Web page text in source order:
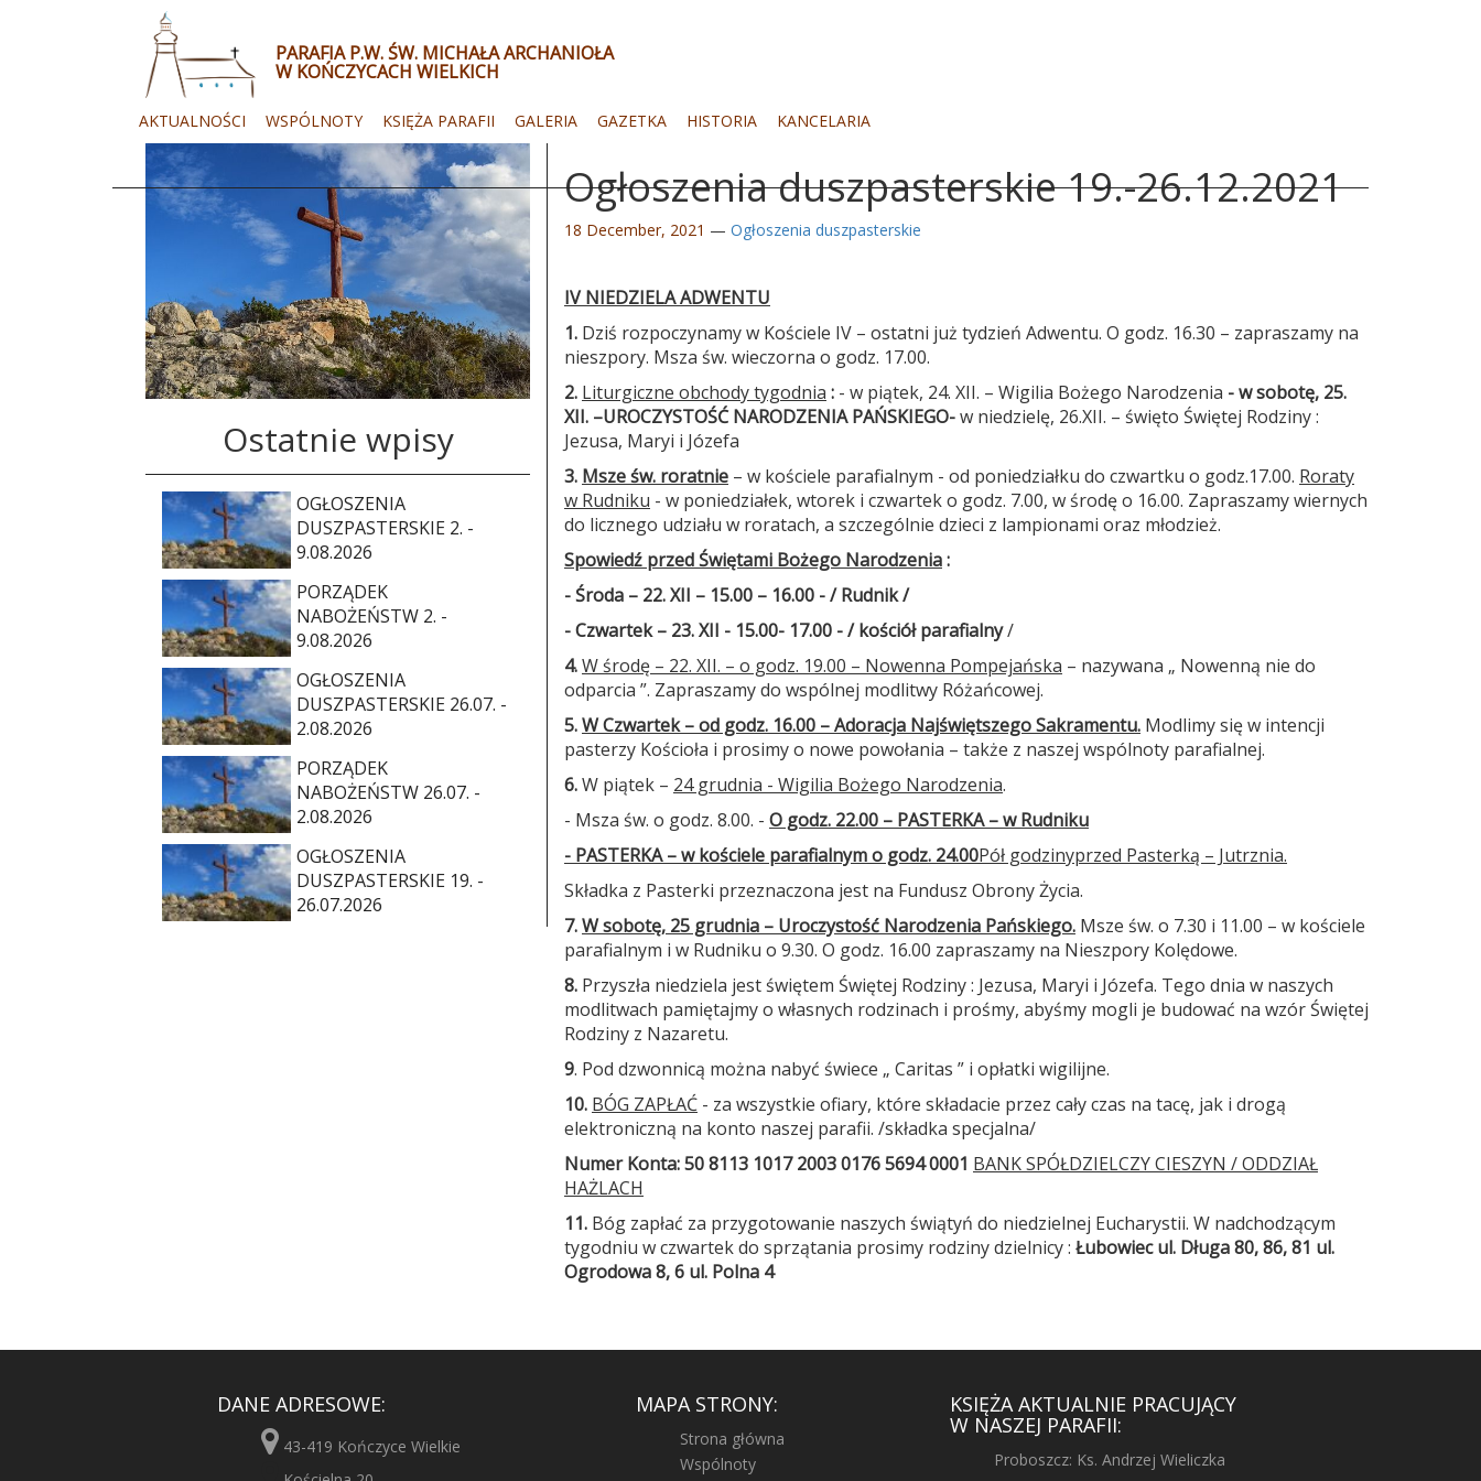
PARAFIA P.W. ŚW. MICHAŁA ARCHANIOŁA
W KOŃCZYCACH WIELKICH
WSPÓLNOTY KSIĘŻA PARAFII GALERIA GAZETKA HISTORIA KANCELARIA
AKTUALNOŚCI
Ogłoszenia duszpasterskie 19.-26.12.2021
18 December, 2021 — Ogłoszenia duszpasterskie
IV NIEDZIELA ADWENTU
1. Dziś rozpoczynamy w Kościele IV – ostatni już tydzień Adwentu. O godz. 16.30 – zapraszamy na
nieszpory. Msza św. wieczorna o godz. 17.00.
2. Liturgiczne obchody tygodnia : - w piątek, 24. XII. – Wigilia Bożego Narodzenia - w sobotę, 25.
XII. –UROCZYSTOŚĆ NARODZENIA PAŃSKIEGO-w niedzielę, 26.XII. – święto Świętej Rodziny :
Jezusa, Maryi i Józefa
3. Msze św. roratnie – w kościele parafialnym - od poniedziałku do czwartku o godz.17.00. Roraty
w Rudniku - w poniedziałek, wtorek i czwartek o godz. 7.00, w środę o 16.00. Zapraszamy wiernych
do licznego udziału w roratach, a szczególnie dzieci z lampionami oraz młodzież.
Spowiedź przed Świętami Bożego Narodzenia:
- Środa – 22. XII – 15.00 – 16.00 - / Rudnik /
- Czwartek – 23. XII - 15.00- 17.00 - / kościół parafialny/
4.W środę – 22. XII. – o godz. 19.00 – Nowenna Pompejańska – nazywana „ Nowenną nie do
odparcia ”. Zapraszamy do wspólnej modlitwy Różańcowej.
5.W Czwartek – od godz. 16.00 – Adoracja Najświętszego Sakramentu. Modlimy się w intencji
pasterzy Kościoła i prosimy o nowe powołania – także z naszej wspólnoty parafialnej.
6.W piątek – 24 grudnia - Wigilia Bożego Narodzenia.
- Msza św. o godz. 8.00. - O godz. 22.00 – PASTERKA – w Rudniku
- PASTERKA – w kościele parafialnym o godz. 24.00Pół godzinyprzed Pasterką – Jutrznia.
Składka z Pasterki przeznaczona jest na Fundusz Obrony Życia.
7.W sobotę, 25 grudnia – Uroczystość Narodzenia Pańskiego. Msze św. o 7.30 i 11.00 – w kościele
parafialnym i w Rudniku o 9.30. O godz. 16.00 zapraszamy na Nieszpory Kolędowe.
8. Przyszła niedziela jest świętem Świętej Rodziny : Jezusa, Maryi i Józefa. Tego dnia w naszych
modlitwach pamiętajmy o własnych rodzinach i prośmy, abyśmy mogli je budować na wzór Świętej
Rodziny z Nazaretu.
9. Pod dzwonnicą można nabyć świece „ Caritas ” i opłatki wigilijne.
10. BÓG ZAPŁAĆ - za wszystkie ofiary, które składacie przez cały czas na tacę, jak i drogą
elektroniczną na konto naszej parafii. /składka specjalna/
Numer Konta:50 8113 1017 2003 0176 5694 0001 BANK SPÓŁDZIELCZY CIESZYN / ODDZIAŁ
HAŻLACH
11. Bóg zapłać za przygotowanie naszych świątyń do niedzielnej Eucharystii. W nadchodzącym
tygodniu w czwartek do sprzątania prosimy rodziny dzielnicy : Łubowiecul. Długa 80, 86, 81 ul.
Ogrodowa 8, 6 ul. Polna 4
Ostatnie wpisy
OGŁOSZENIA
DUSZPASTERSKIE 2. -
9.08.2026
PORZĄDEK
NABOŻEŃSTW 2. -
9.08.2026
OGŁOSZENIA
DUSZPASTERSKIE 26.07. -
2.08.2026
PORZĄDEK
NABOŻEŃSTW 26.07. -
2.08.2026
OGŁOSZENIA
DUSZPASTERSKIE 19. -
26.07.2026
DANE ADRESOWE:
43-419 Kończyce Wielkie
MAPA STRONY:
Strona główna
Wspólnoty
KSIĘŻA AKTUALNIE PRACUJĄCY
W NASZEJ PARAFII:
Proboszcz: Ks. Andrzej Wieliczka